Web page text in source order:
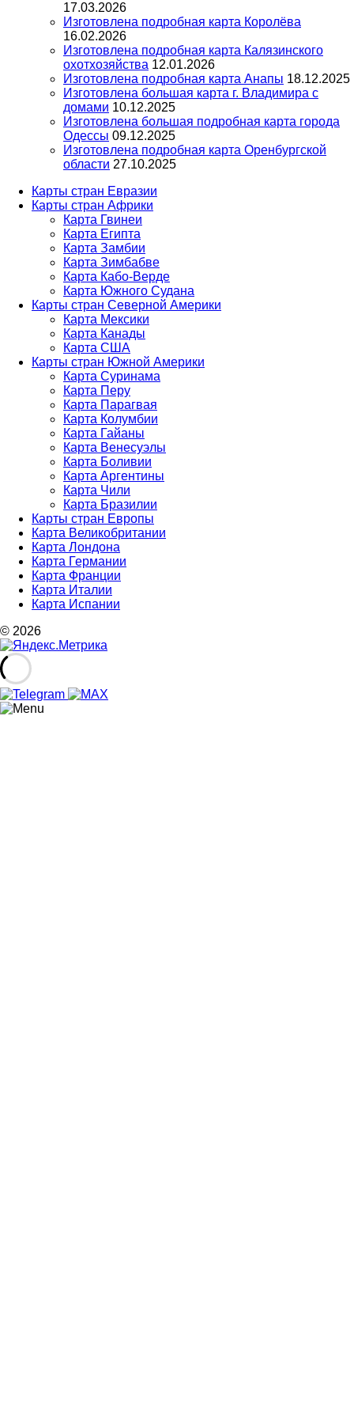
17.03.2026
Изготовлена подробная карта Королёва
16.02.2026
Изготовлена подробная карта Калязинского
охотхозяйства 12.01.2026
Изготовлена подробная карта Анапы 18.12.2025
Изготовлена большая карта г. Владимира с
домами 10.12.2025
Изготовлена большая подробная карта города
Одессы 09.12.2025
Изготовлена подробная карта Оренбургской
области 27.10.2025
Карты стран Евразии
Карты стран Африки
Карта Гвинеи
Карта Египта
Карта Замбии
Карта Зимбабве
Карта Кабо-Верде
Карта Южного Судана
Карты стран Северной Америки
Карта Мексики
Карта Канады
Карта США
Карты стран Южной Америки
Карта Суринама
Карта Перу
Карта Парагвая
Карта Колумбии
Карта Гайаны
Карта Венесуэлы
Карта Боливии
Карта Аргентины
Карта Чили
Карта Бразилии
Карты стран Европы
Карта Великобритании
Карта Лондона
Карта Германии
Карта Франции
Карта Италии
Карта Испании
© 2026